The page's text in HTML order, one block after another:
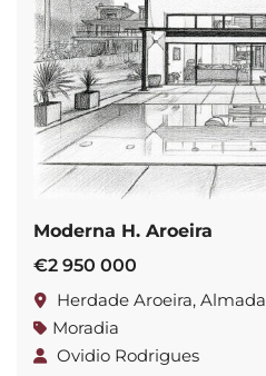
Moderna H. Aroeira
€2 950 000
Herdade Aroeira, Almada
Moradia
Ovidio Rodrigues